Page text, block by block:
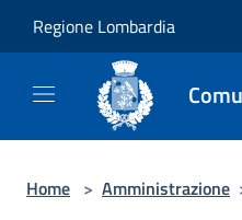
Regione Lombardia
Home > Amministrazione